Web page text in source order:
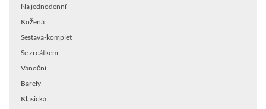
Na jednodenní
Kožená
Sestava-komplet
Se zrcátkem
Vánoční
Barely
Klasická